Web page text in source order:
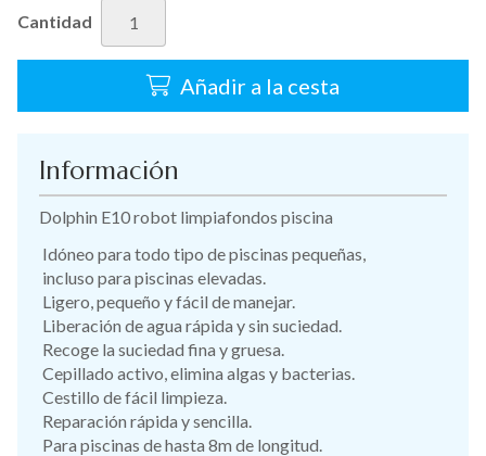
Cantidad
Añadir a la cesta
Información
Dolphin E10 robot limpiafondos piscina
Idóneo para todo tipo de piscinas pequeñas,
incluso para piscinas elevadas.
Ligero, pequeño y fácil de manejar.
Liberación de agua rápida y sin suciedad.
Recoge la suciedad fina y gruesa.
Cepillado activo, elimina algas y bacterias.
Cestillo de fácil limpieza.
Reparación rápida y sencilla.
Para piscinas de hasta 8m de longitud.